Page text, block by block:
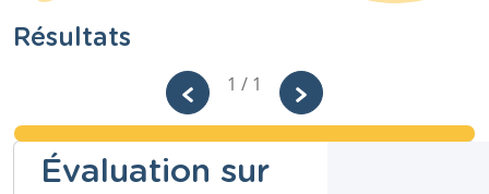
Résultats
1 / 1
Évaluation sur